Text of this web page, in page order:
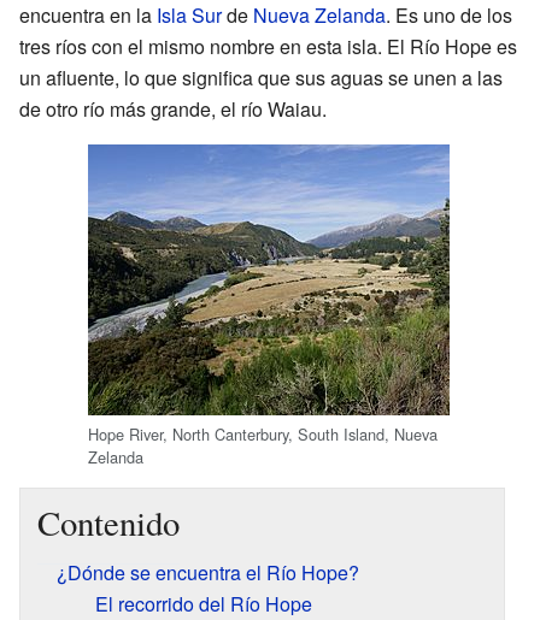
encuentra en la Isla Surde Nueva Zelanda. Es uno de los
tres ríos con el mismo nombre en esta isla. El Río Hope es
un afluente, lo que significa que sus aguas se unen a las
de otro río más grande, el río Waiau.
Hope River, North Canterbury, South Island, Nueva
Zelanda
Contenido
¿Dónde se encuentra el Río Hope?
El recorrido del Río Hope